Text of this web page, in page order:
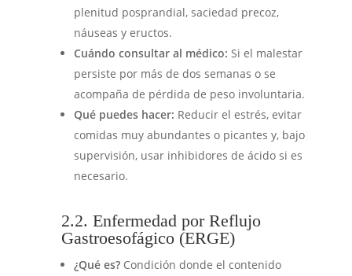
plenitud posprandial, saciedad precoz,
náuseas y eructos.
Cuándo consultar al médico: Si el malestar
persiste por más de dos semanas o se
acompaña de pérdida de peso involuntaria.
Qué puedes hacer: Reducir el estrés, evitar
comidas muy abundantes o picantes y, bajo
supervisión, usar inhibidores de ácido si es
necesario.
2.2. Enfermedad por Reflujo
Gastroesofágico (ERGE)
¿Qué es?Condición donde el contenido